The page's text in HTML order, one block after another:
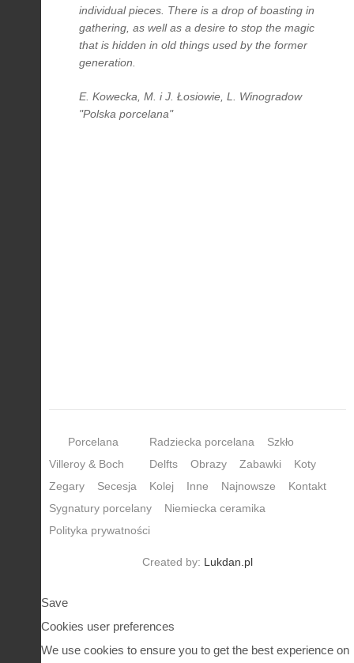
individual pieces. There is a drop of boasting in
gathering, as well as a desire to stop the magic
that is hidden in old things used by the former
generation.
E. Kowecka, M. i J. Łosiowie, L. Winogradow
"Polska porcelana"
Porcelana
Villeroy & Boch
Radziecka porcelana
Szkło
Delfts
Obrazy Zabawki
Koty
Zegary
Secesja Kolej Inne Najnowsze
Kontakt
Sygnatury porcelany
Niemiecka ceramika
Polityka prywatności
Created by: Lukdan.pl
Save
Cookies user preferences
We use cookies to ensure you to get the best experience on